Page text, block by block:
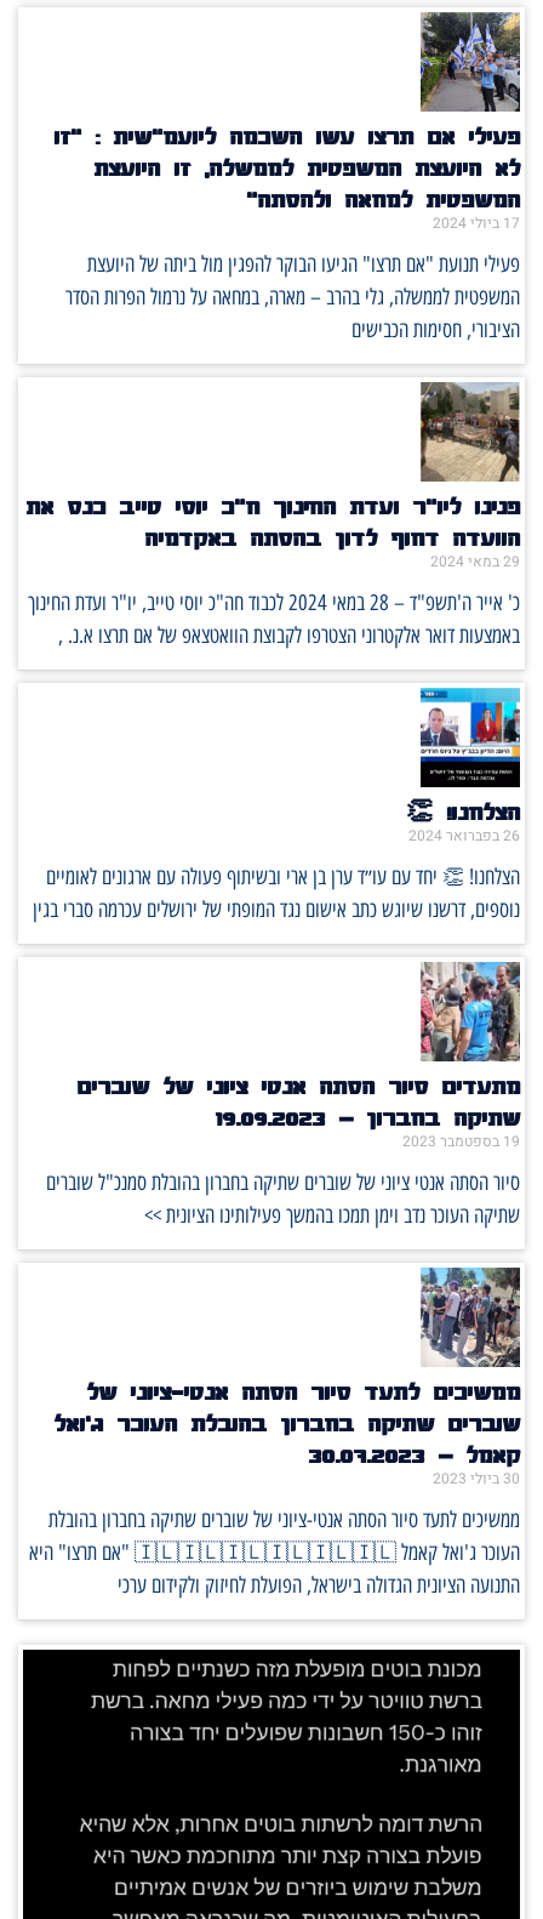
פעילי אם תרצו עשו השכמה ליועמ"שית : "זו
לא היועצת המשפטית לממשלה, זו היועצת
המשפטית למחאה ולהסתה"
17 ביולי 2024
פעילי תנועת "אם תרצו" הגיעו הבוקר להפגין מול ביתה של היועצת
המשפטית לממשלה, גלי בהרב – מארה, במחאה על נרמול הפרות הסדר
הציבורי, חסימות הכבישים
פנינו ליו"ר ועדת החינוך ח"כ יוסי טייב כנס את
הוועדה דחוף לדון בהסתה באקדמיה
29 במאי 2024
כ' אייר ה'תשפ"ד – 28 במאי 2024 לכבוד חה"כ יוסי טייב, יו"ר ועדת החינוך
באמצעות דואר אלקטרוני הצטרפו לקבוצת הוואטצאפ של אם תרצו א.נ. ,
הצלחנו! 👏
26 בפברואר 2024
הצלחנו! 👏 יחד עם עו״ד ערן בן ארי ובשיתוף פעולה עם ארגונים לאומיים
נוספים, דרשנו שיוגש כתב אישום נגד המופתי של ירושלים עכרמה סברי בגין
מתעדים סיור הסתה אנטי ציוני של שוברים
שתיקה בחברון – 19.09.2023
19 בספטמבר 2023
סיור הסתה אנטי ציוני של שוברים שתיקה בחברון בהובלת סמנכ"ל שוברים
שתיקה העוכר נדב וימן תמכו בהמשך פעילותינו הציונית >>
ממשיכים לתעד סיור הסתה אנטי-ציוני של
שוברים שתיקה בחברון בהובלת העוכר ג'ואל
קאמל – 30.07.2023
30 ביולי 2023
ממשיכים לתעד סיור הסתה אנטי-ציוני של שוברים שתיקה בחברון בהובלת
העוכר ג'ואל קאמל 🇮🇱🇮🇱🇮🇱🇮🇱🇮🇱🇮🇱 "אם תרצו" היא
התנועה הציונית הגדולה בישראל, הפועלת לחיזוק ולקידום ערכי